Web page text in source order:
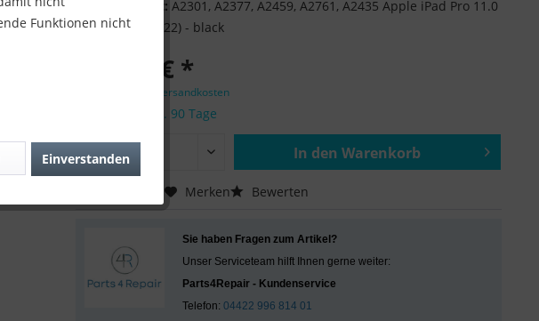
Kompatibilität: A2301, A2377, A2459, A2761, A2435 Apple iPad Pro 11.0
(2021), 11.0 (2022) - black
211,90 € *
zzgl. Versandkosten
Lieferzeit ca. 90 Tage
In den Warenkorb
Vergleichen Merken Bewerten
Sie haben Fragen zum Artikel?
Unser Serviceteam hilft Ihnen gerne weiter:
Parts4Repair - Kundenservice
Telefon:04422 996 814 01
Funktionen nicht
Einverstanden